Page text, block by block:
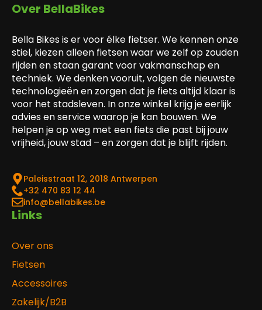
Over BellaBikes
Bella Bikes is er voor élke fietser. We kennen onze
stiel, kiezen alleen fietsen waar we zelf op zouden
rijden en staan garant voor vakmanschap en
techniek. We denken vooruit, volgen de nieuwste
technologieën en zorgen dat je fiets altijd klaar is
voor het stadsleven. In onze winkel krijg je eerlijk
advies en service waarop je kan bouwen. We
helpen je op weg met een fiets die past bij jouw
vrijheid, jouw stad – en zorgen dat je blijft rijden.
Paleisstraat 12, 2018 Antwerpen
‎+32 470 83 12 44
info@bellabikes.be
Links
Over ons
Fietsen
Accessoires
Zakelijk/B2B